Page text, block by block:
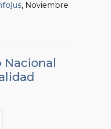
, Noviembre
Nacional